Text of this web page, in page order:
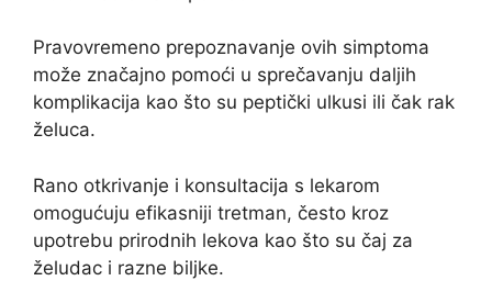
Pravovremeno prepoznavanje ovih simptoma
može značajno pomoći u sprečavanju daljih
komplikacija kao što su peptički ulkusi ili čak rak
želuca.
Rano otkrivanje i konsultacija s lekarom
omogućuju efikasniji tretman, često kroz
upotrebu prirodnih lekova kao što su čaj za
želudac i razne biljke.